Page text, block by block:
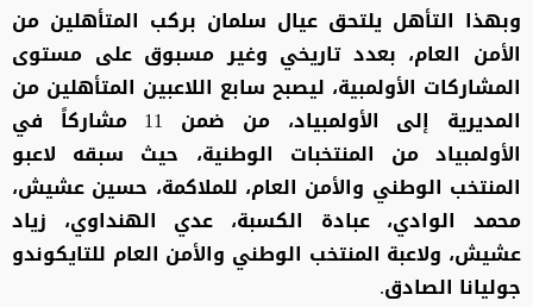
وبهذا التأهل يلتحق عيال سلمان بركب المتأهلين من
الأمن العام، بعدد تاريخي وغير مسبوق على مستوى
المشاركات الأولمبية، ليصبح سابع اللاعبين المتأهلين من
المديرية إلى الأولمبياد، من ضمن 11 مشاركاً في
الأولمبياد من المنتخبات الوطنية، حيث سبقه لاعبو
المنتخب الوطني والأمن العام، للملاكمة، حسين عشيش،
محمد الوادي، عبادة الكسبة، عدي الهنداوي، زياد
عشيش، ولاعبة المنتخب الوطني والأمن العام للتايكوندو
جوليانا الصادق.